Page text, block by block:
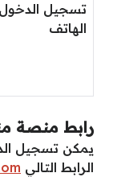
تسجيل
الهاتف
رابط منصة
يمكن تسجيل
الرابط التالي